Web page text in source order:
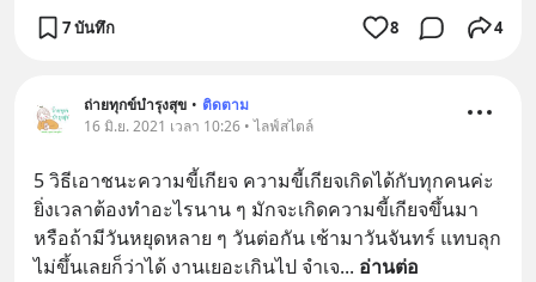
7 บันทึก 8 4
ถ่ายทุกข์บำรุงสุข • ติดตาม
16 มิ.ย. 2021 เวลา 10:26 • ไลฟ์สไตล์
5 วิธีเอาชนะความขี้เกียจ ความขี้เกียจเกิดได้กับทุกคนค่ะ
ยิ่งเวลาต้องทำอะไรนาน ๆ มักจะเกิดความขี้เกียจขึ้นมา
หรือถ้ามีวันหยุดหลาย ๆ วันต่อกัน เช้ามาวันจันทร์ แทบลุก
ไม่ขึ้นเลยก็ว่าได้ งานเยอะเกินไป จำเจ... อ่านต่อ